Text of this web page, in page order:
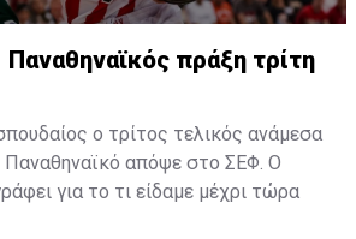
πράξη τρίτη
ο τρίτος τελικός ανάμεσα
Παναθηναϊκό απόψε στο ΣΕΦ. Ο
για το τι είδαμε μέχρι τώρα